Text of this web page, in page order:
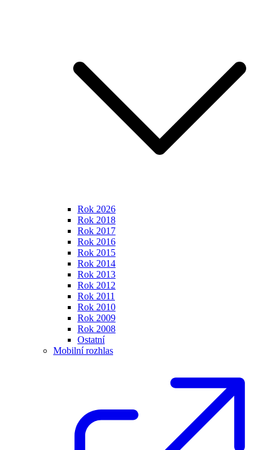
Rok 2026
Rok 2018
Rok 2017
Rok 2016
Rok 2015
Rok 2014
Rok 2013
Rok 2012
Rok 2011
Rok 2010
Rok 2009
Rok 2008
Ostatní
Mobilní rozhlas